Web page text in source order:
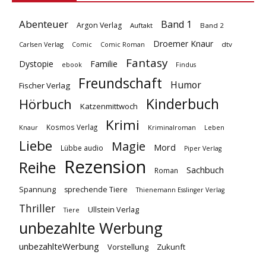
Abenteuer Argon Verlag Auftakt Band 1 Band 2
Carlsen Verlag Comic Comic Roman Droemer Knaur dtv
Dystopie ebook Familie Fantasy Findus
Fischer Verlag Freundschaft Humor
Hörbuch Katzenmittwoch Kinderbuch
Knaur Kosmos Verlag Krimi Kriminalroman Leben
Liebe Lübbe audio Magie Mord Piper Verlag
Reihe Rezension Roman Sachbuch
Spannung sprechende Tiere Thienemann Esslinger Verlag
Thriller Tiere Ullstein Verlag
unbezahlte Werbung
unbezahlteWerbung Vorstellung Zukunft